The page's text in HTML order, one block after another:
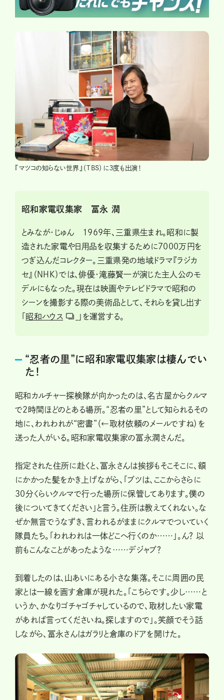
『マツコの知らない世界』（TBS）に３度も出演！
昭和家電収集家 冨永 潤
とみなが・じゅん 1969年、三重県生まれ。昭和に製
造された家電や日用品を収集するために7000万円を
つぎ込んだコレクター。三重県発の地域ドラマ『ラジカ
セ』（NHK）では、俳優・滝藤賢一が演じた主人公のモ
デルにもなった。現在は映画やテレビドラマで昭和の
シーンを撮影する際の美術品として、それらを貸し出す
昭和ハウス 」を運営する。
“忍者の里”に昭和家電収集家は棲んでい
た！
昭和カルチャー探検隊が向かったのは、名古屋からクルマ
で2時間ほどのとある場所。“忍者の里”として知られるその
地に、われわれが“密書”（←取材依頼のメールですね）を
送った人がいる。昭和家電収集家の冨永潤さんだ。
指定された住所に赴くと、冨永さんは挨拶もそこそこに、額
にかかった髪をかき上げながら、「ブツは、ここからさらに
30分くらいクルマで行った場所に保管してあります。僕の
後についてきてください」と言う。住所は教えてくれない。な
ぜか無言でうなずき、言われるがままにクルマでついていく
隊員たち。「われわれは一体どこへ行くのか……」。ん？ 以
前もこんなことがあったような……デジャブ？
到着したのは、山あいにある小さな集落。そこに周囲の民
家とは一線を画す倉庫が現れた。「こちらです。少し……と
いうか、かなりゴチャゴチャしているので、取材したい家電
があれば言ってくださいね。探しますので」。笑顔でそう話
しながら、冨永さんはガラリと倉庫のドアを開けた。